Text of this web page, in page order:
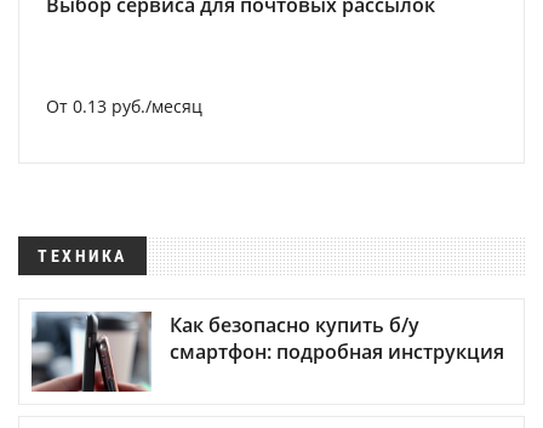
От 0.13 руб./месяц
ТЕХНИКА
Как безопасно купить б/у
смартфон: подробная инструкция